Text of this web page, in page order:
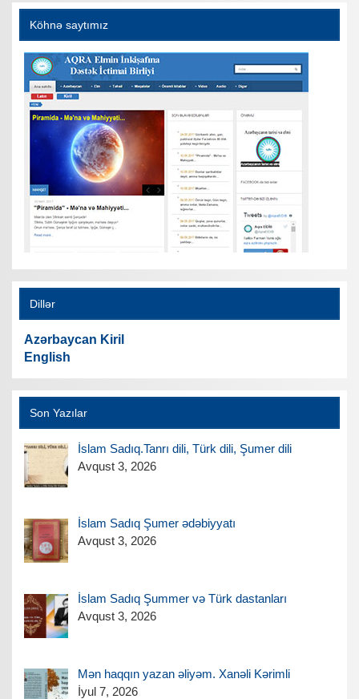
Köhnə saytımız
Dillər
Azərbaycan Kiril
English
Son Yazılar
İslam Sadıq.Tanrı dili, Türk dili, Şumer dili
Avqust 3, 2026
İslam Sadıq Şumer ədəbiyyatı
Avqust 3, 2026
İslam Sadıq Şummer və Türk dastanları
Avqust 3, 2026
Mən haqqın yazan əliyəm. Xanəli Kərimli
İyul 7, 2026